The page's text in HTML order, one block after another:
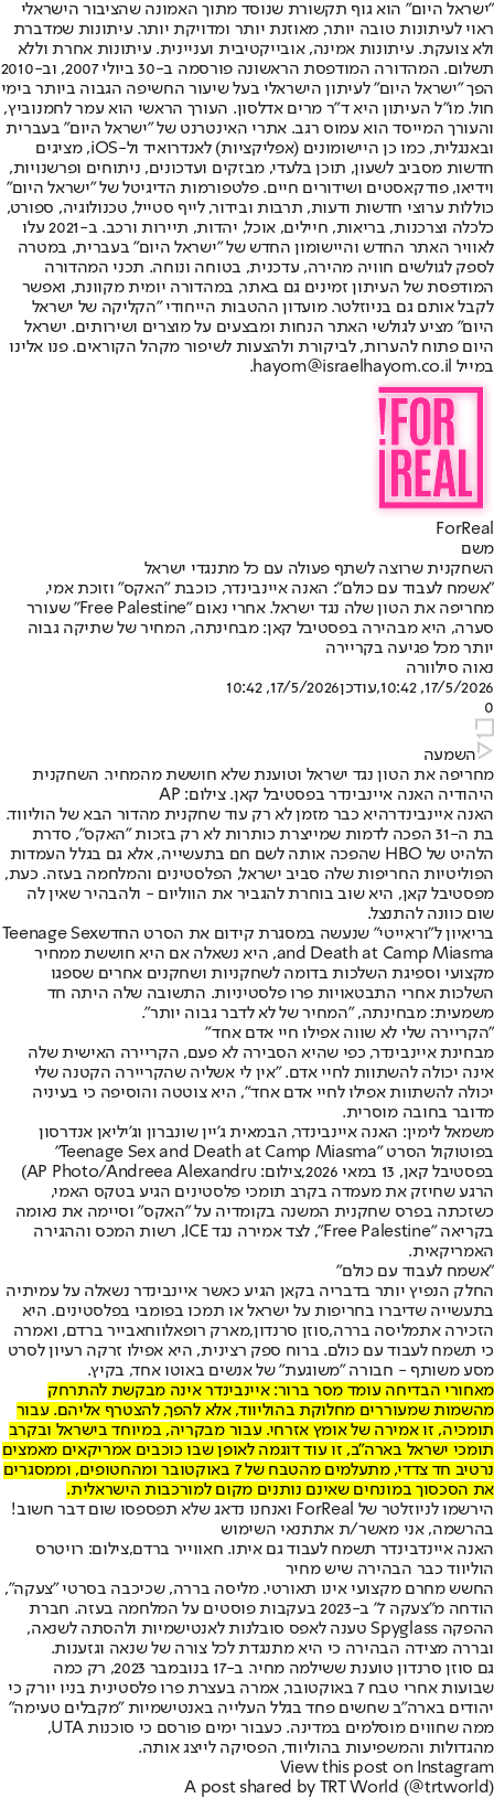
"ישראל היום" הוא גוף תקשורת שנוסד מתוך האמונה שהציבור הישראלי
ראוי לעיתונות טובה יותר, מאוזנת יותר ומדויקת יותר. עיתונות שמדברת
ולא צועקת. עיתונות אמינה, אובייקטיבית ועניינית. עיתונות אחרת וללא
תשלום. המהדורה המודפסת הראשונה פורסמה ב-30 ביולי 2007, וב-2010
הפך "ישראל היום" לעיתון הישראלי בעל שיעור החשיפה הגבוה ביותר בימי
חול. מו"ל העיתון היא ד"ר מרים אדלסון. העורך הראשי הוא עמר לחמנוביץ,
והעורך המייסד הוא עמוס רגב. אתרי האינטרנט של "ישראל היום" בעברית
ובאנגלית, כמו כן היישומונים (אפליקציות) לאנדרואיד ול-iOS, מציגים
חדשות מסביב לשעון, תוכן בלעדי, מבזקים ועדכונים, ניתוחים ופרשנויות,
וידיאו, פודקאסטים ושידורים חיים. פלטפורמות הדיגיטל של "ישראל היום"
כוללות ערוצי חדשות ודעות, תרבות ובידור, לייף סטייל, טכנולוגיה, ספורט,
כלכלה וצרכנות, בריאות, חיילים, אוכל, יהדות, תיירות ורכב. ב-2021 עלו
לאוויר האתר החדש והיישומון החדש של "ישראל היום" בעברית, במטרה
לספק לגולשים חוויה מהירה, עדכנית, בטוחה ונוחה. תכני המהדורה
המודפסת של העיתון זמינים גם באתר, במהדורה יומית מקוונת, ואפשר
לקבל אותם גם בניוזלטר. מועדון ההטבות הייחודי "הקליקה של ישראל
היום" מציע לגולשי האתר הנחות ומבצעים על מוצרים ושירותים. ישראל
היום פתוח להערות, לביקורת ולהצעות לשיפור מקהל הקוראים. פנו אלינו
במייל hayom@israelhayom.co.il.
ForReal
משם
השחקנית שרוצה לשתף פעולה עם כל מתנגדי ישראל
"אשמח לעבוד עם כולם": האנה איינבינדר, כוכבת "האקס" וזוכת אמי,
מחריפה את הטון שלה נגד ישראל. אחרי נאום "Free Palestine" שעורר
סערה, היא מבהירה בפסטיבל קאן: מבחינתה, המחיר של שתיקה גבוה
יותר מכל פגיעה בקריירה
נאוה סילוורה
17/5/2026, 10:42
,עודכן17/5/2026, 10:42
0
השמעה
מחריפה את הטון נגד ישראל וטוענת שלא חוששת מהמחיר. השחקנית
היהודיה האנה איינבינדר בפסטיבל קאן. צילום: AP
האנה איינבינדרהיא כבר מזמן לא רק עוד שחקנית מהדור הבא של הוליווד.
בת ה-31 הפכה לדמות שמייצרת כותרות לא רק בזכות "האקס", סדרת
הלהיט של HBO שהפכה אותה לשם חם בתעשייה, אלא גם בגלל העמדות
הפוליטיות החריפות שלה סביב ישראל, הפלסטינים והמלחמה בעזה. כעת,
מפסטיבל קאן, היא שוב בוחרת להגביר את הווליום - ולהבהיר שאין לה
שום כוונה להתנצל.
בריאיון ל"וראייטי" שנעשה במסגרת קידום את הסרט החדשTeenage Sex
and Death at Camp Miasma, היא נשאלה אם היא חוששת ממחיר
מקצועי וספיגת השלכות בדומה לשחקניות ושחקנים אחרים שספגו
השלכות אחרי התבטאויות פרו פלסטיניות. התשובה שלה היתה חד
משמעית: מבחינתה, "המחיר של לא לדבר גבוה יותר".
"הקריירה שלי לא שווה אפילו חיי אדם אחד"
מבחינת איינבינדר, כפי שהיא הסבירה לא פעם, הקריירה האישית שלה
אינה יכולה להשתוות לחיי אדם. "אין לי אשליה שהקריירה הקטנה שלי
יכולה להשתוות אפילו לחיי אדם אחד", היא צוטטה והוסיפה כי בעיניה
מדובר בחובה מוסרית.
משמאל לימין: האנה איינבינדר, הבמאית ג'יין שונברון וג'יליאן אנדרסון
בפוטוקול הסרט "Teenage Sex and Death at Camp Miasma"
בפסטיבל קאן, 13 במאי 2026,צילום: AP Photo/Andreea Alexandru)
הרגע שחיזק את מעמדה בקרב תומכי פלסטינים הגיע בטקס האמי,
כשזכתה בפרס שחקנית המשנה בקומדיה על "האקס" וסיימה את נאומה
בקריאה "Free Palestine", לצד אמירה נגד ICE, רשות המכס וההגירה
האמריקאית.
"אשמח לעבוד עם כולם"
החלק הנפיץ יותר בדבריה בקאן הגיע כאשר איינבינדר נשאלה על עמיתיה
בתעשייה שדיברו בחריפות על ישראל או תמכו בפומבי בפלסטינים. היא
הזכירה אתמליסה בררה,סוזן סרנדון,מארק רופאלווחאבייר ברדם, ואמרה
כי תשמח לעבוד עם כולם. ברוח ספק רצינית, היא אפילו זרקה רעיון לסרט
מסע משותף - חבורה "משוגעת" של אנשים באוטו אחד, בקיץ.
מאחורי הבדיחה עומד מסר ברור: איינבינדר אינה מבקשת להתרחק
מהשמות שמעוררים מחלוקת בהוליווד, אלא להפך, להצטרף אליהם. עבור
תומכיה, זו אמירה של אומץ אזרחי. עבור מבקריה, במיוחד בישראל ובקרב
תומכי ישראל בארה"ב, זו עוד דוגמה לאופן שבו כוכבים אמריקאים מאמצים
נרטיב חד צדדי, מתעלמים מהטבח של 7 באוקטובר ומהחטופים, וממסגרים
את הסכסוך במונחים שאינם נותנים מקום למורכבות הישראלית.
הירשמו לניוזלטר של ForReal ואנחנו נדאג שלא תפספסו שום דבר חשוב!
בהרשמה, אני מאשר/ת אתתנאי השימוש
האנה איינדבינדר תשמח לעבוד גם איתו. חאווייר ברדם,צילום: רויטרס
הוליווד כבר הבהירה שיש מחיר
החשש מחרם מקצועי אינו תאורטי. מליסה בררה, שכיכבה בסרטי "צעקה",
הודחה מ"צעקה 7" ב-2023 בעקבות פוסטים על המלחמה בעזה. חברת
ההפקה Spyglass טענה לאפס סובלנות לאנטישמיות ולהסתה לשנאה,
ובררה מצידה הבהירה כי היא מתנגדת לכל צורה של שנאה וגזענות.
גם סוזן סרנדון טוענת ששילמה מחיר. ב-17 בנובמבר 2023, רק כמה
שבועות אחרי טבח 7 באוקטובר, אמרה בעצרת פרו פלסטינית בניו יורק כי
יהודים בארה"ב שחשים פחד בגלל העלייה באנטישמיות "מקבלים טעימה"
ממה שחווים מוסלמים במדינה. כעבור ימים פורסם כי סוכנות UTA,
מהגדולות והמשפיעות בהוליווד, הפסיקה לייצג אותה.
View this post on Instagram
A post shared by TRT World (@trtworld)